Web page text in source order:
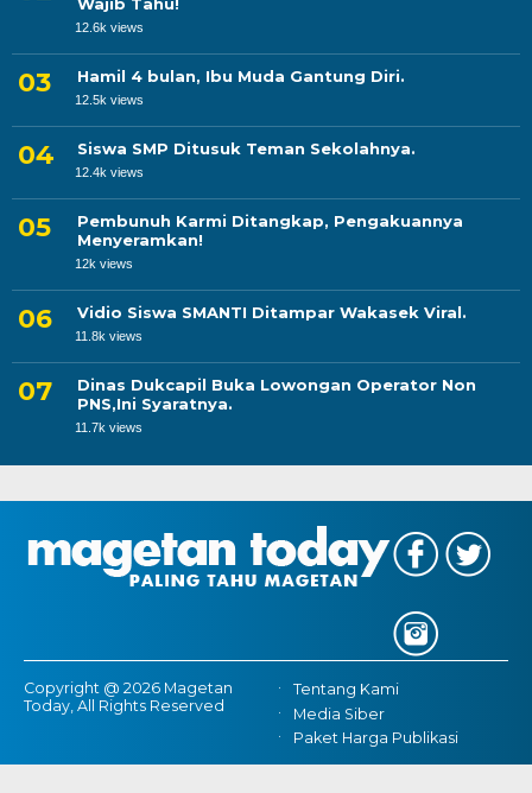
Wajib Tahu!
12.6k views
Hamil 4 bulan, Ibu Muda Gantung Diri.
12.5k views
Siswa SMP Ditusuk Teman Sekolahnya.
12.4k views
Pembunuh Karmi Ditangkap, Pengakuannya
Menyeramkan!
12k views
Vidio Siswa SMANTI Ditampar Wakasek Viral.
11.8k views
Dinas Dukcapil Buka Lowongan Operator Non
PNS,Ini Syaratnya.
11.7k views
Copyright @ 2026 Magetan
Today, All Rights Reserved
Tentang Kami
Media Siber
Paket Harga Publikasi